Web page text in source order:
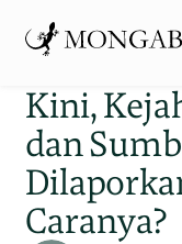
Kini,
dan
Caranya?